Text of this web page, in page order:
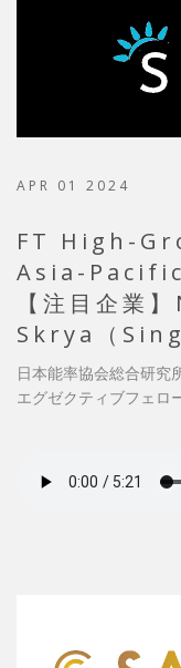
APR 01 2024
FT High-
Asia-
【注目企業
Skrya（
日本能率協会総合研究
エグゼクティブフェロ